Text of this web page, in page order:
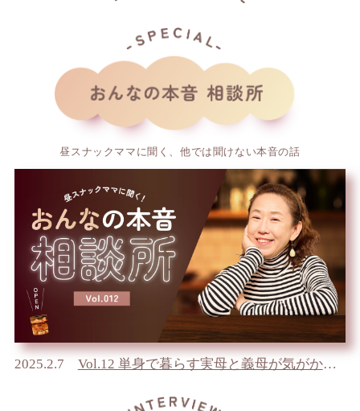
昼スナックママに聞く、他では聞けない本音の話
2025.2.7 Vol.12 単身で暮らす実母と義母が気がかり どう対応していけばいいのか不安…